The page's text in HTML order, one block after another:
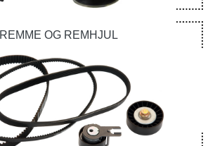
REMME OG REMHJUL